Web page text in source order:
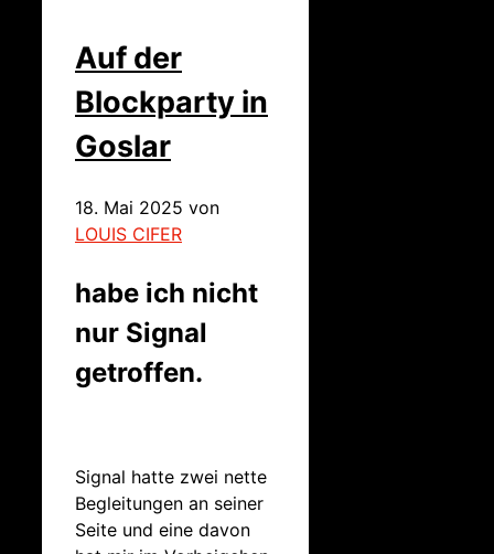
Auf der
Blockparty in
Goslar
18. Mai 2025 von
LOUIS CIFER
habe ich nicht
nur Signal
getroffen.
Signal hatte zwei nette
Begleitungen an seiner
Seite und eine davon